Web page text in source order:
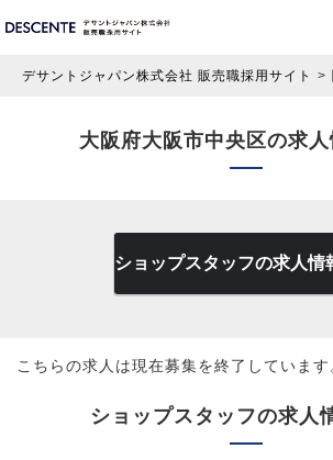
デサントジャパン株式会社 販売職採用サイト
大阪府大阪市中央区の求
ショップスタッフの求人情
こちらの求人は現在募集を終了しています
ショップスタッフの求人